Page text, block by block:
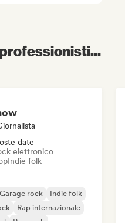
date
elettronico
Indie folk
Garage rock
Indie folk
Rap internazionale